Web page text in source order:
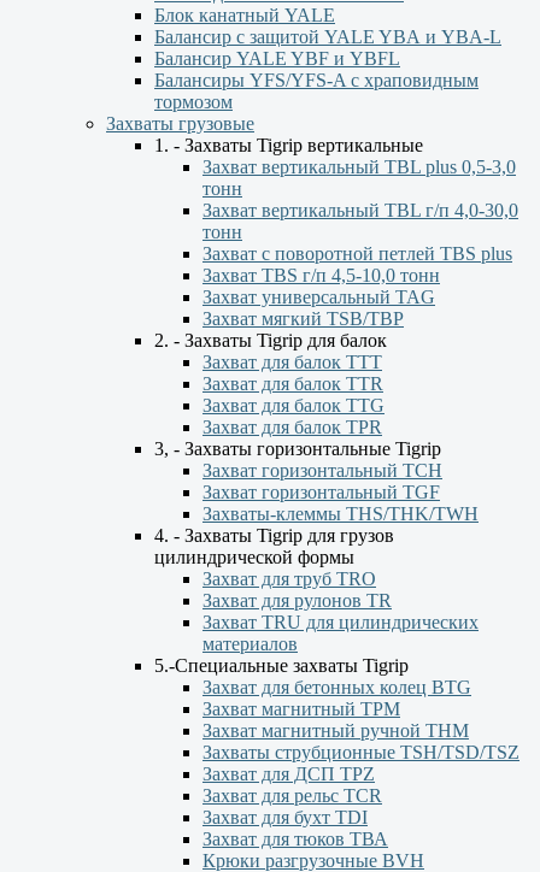
Блок канатный YALE
Балансир с защитой YALE YBА и YBА-L
Балансир YALE YBF и YBFL
Балансиры YFS/YFS-A с храповидным
тормозом
Захваты грузовые
1. - Захваты Tigrip вертикальные
Захват вертикальный TBL plus 0,5-3,0
тонн
Захват вертикальный TBL г/п 4,0-30,0
тонн
Захват с поворотной петлей TBS plus
Захват TBS г/п 4,5-10,0 тонн
Захват универсальный TAG
Захват мягкий TSB/TBP
2. - Захваты Tigrip для балок
Захват для балок ТТТ
Захват для балок TTR
Захват для балок TTG
Захват для балок TPR
3, - Захваты горизонтальные Tigrip
Захват горизонтальный ТСН
Захват горизонтальный ТGF
Захваты-клеммы THS/THK/TWH
4. - Захваты Tigrip для грузов
цилиндрической формы
Захват для труб TRO
Захват для рулонов TR
Захват TRU для цилиндрических
материалов
5.-Специальные захваты Tigrip
Захват для бетонных колец BTG
Захват магнитный TPM
Захват магнитный ручной ТНМ
Захваты струбционные TSH/TSD/TSZ
Захват для ДСП TPZ
Захват для рельс TCR
Захват для бухт TDI
Захват для тюков ТВА
Крюки разгрузочные BVH